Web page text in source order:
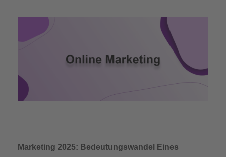
Marketing 2025: Bedeutungswandel Eines